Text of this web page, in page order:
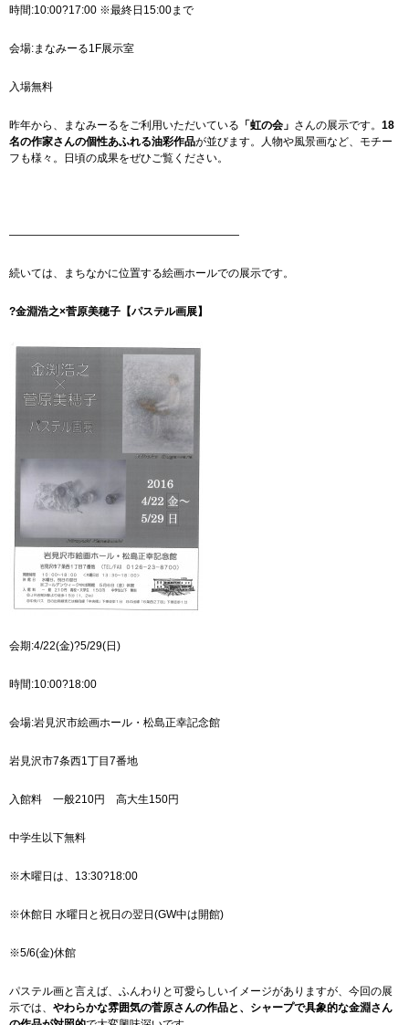
時間:10:00?17:00 ※最終日15:00まで
会場:まなみーる1F展示室
入場無料
昨年から、まなみーるをご利用いただいている 「虹の会」 さんの展示です。 18
名の作家さんの個性あふれる油彩作品が並びます。人物や風景画など、モチー
フも様々。日頃の成果をぜひご覧ください。
—————————————————————
続いては、まちなかに位置する絵画ホールでの展示です。
?金淵浩之×菅原美穂子【パステル画展】
会期:4/22(金)?5/29(日)
時間:10:00?18:00
会場:岩見沢市絵画ホール・松島正幸記念館
岩見沢市7条西1丁目7番地
入館料 一般210円 高大生150円
中学生以下無料
※木曜日は、13:30?18:00
※休館日 水曜日と祝日の翌日(GW中は開館)
※5/6(金)休館
パステル画と言えば、ふんわりと可愛らしいイメージがありますが、今回の展
示では、 やわらかな雰囲気の菅原さんの作品と、シャープで具象的な金淵さん